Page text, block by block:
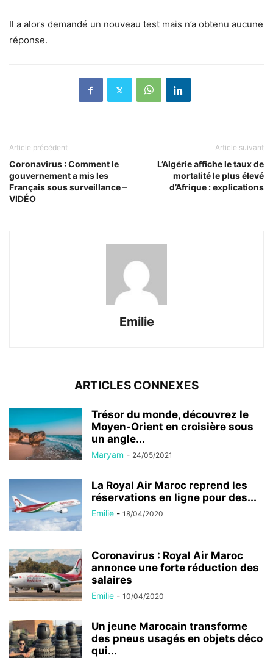
Il a alors demandé un nouveau test mais n’a obtenu aucune
réponse.
Article précédent
Coronavirus : Comment le
gouvernement a mis les
Français sous surveillance –
VIDÉO
Article suivant
L’Algérie affiche le taux de
mortalité le plus élevé
d’Afrique : explications
Emilie
ARTICLES CONNEXES
Trésor du monde, découvrez le
Moyen-Orient en croisière sous
un angle...
Maryam - 24/05/2021
La Royal Air Maroc reprend les
réservations en ligne pour des...
Emilie - 18/04/2020
Coronavirus : Royal Air Maroc
annonce une forte réduction des
salaires
Emilie - 10/04/2020
Un jeune Marocain transforme
des pneus usagés en objets déco
qui...